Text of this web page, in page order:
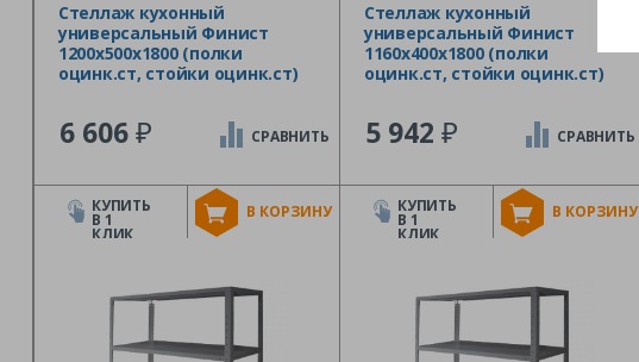
Стеллаж кухонный
универсальный Финист
1200х500х1800 (полки
оцинк.ст, стойки оцинк.ст)
6 606₽
В КОРЗИНУ
СРАВНИТЬ
КУПИТЬ
В 1
КЛИК
Стеллаж кухонный
универсальный Финист
1160х400х1800 (полки
оцинк.ст, стойки оцинк.ст)
5 942 ₽
В КОРЗИНУ
СРАВНИТЬ
КУПИТЬ
В 1
КЛИК